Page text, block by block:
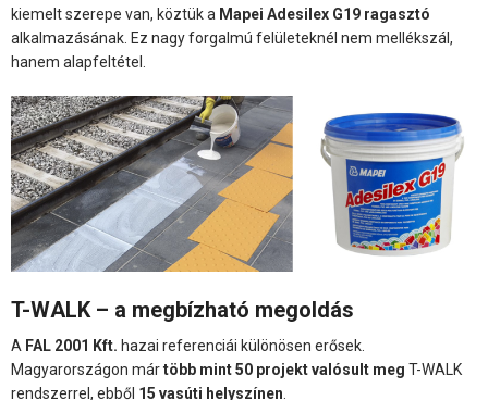
kiemelt szerepe van, köztük a Mapei Adesilex G19 ragasztó
alkalmazásának. Ez nagy forgalmú felületeknél nem mellékszál,
hanem alapfeltétel.
T-WALK – a megbízható megoldás
A FAL 2001 Kft. hazai referenciái különösen erősek.
Magyarországon mártöbb mint 50 projekt valósult meg T-WALK
rendszerrel, ebből 15 vasúti helyszínen